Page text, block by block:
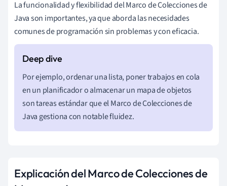
La funcionalidad y flexibilidad del Marco de Colecciones de
Java son importantes, ya que aborda las necesidades
comunes de programación sin problemas y con eficacia.
Por ejemplo, ordenar una lista, poner trabajos en cola
en un planificador o almacenar un mapa de objetos
son tareas estándar que el Marco de Colecciones de
Java gestiona con notable fluidez.
Explicación del Marco de Colecciones de